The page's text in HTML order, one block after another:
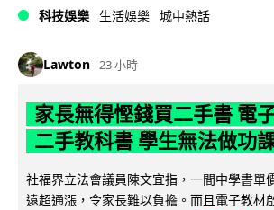
科技娛樂 生活娛樂 城中熱話
Lawton 23 小時
家長無得慳錢買二手書 電
二手教科書 學生無法做功
社福界立法會議員陳文宜指，一間中學書單
遠超通漲，令家長難以負擔。而且電子教材